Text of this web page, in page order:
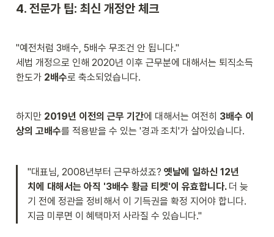
4. 전문가 팁: 최신 개정안 체크
"예전처럼 3배수, 5배수 무조건 안 됩니다."
세법 개정으로 인해 2020년 이후 근무분에 대해서는 퇴직소득
한도가 2배수로 축소되었습니다.
하지만 2019년 이전의 근무 기간에 대해서는 여전히 3배수 이
상의 고배수를 적용받을 수 있는 '경과 조치'가 살아있습니다.
"대표님, 2008년부터 근무하셨죠? 옛날에 일하신 12년
치에 대해서는 아직 '3배수 황금 티켓'이 유효합니다. 더 늦
기 전에 정관을 정비해서 이 기득권을 확정 지어야 합니다.
지금 미루면 이 혜택마저 사라질 수 있습니다."